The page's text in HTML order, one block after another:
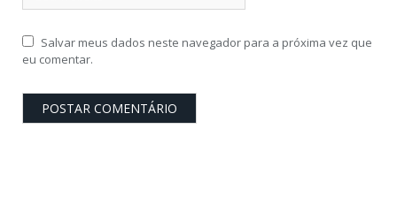
Salvar meus dados neste navegador para a próxima vez que
eu comentar.